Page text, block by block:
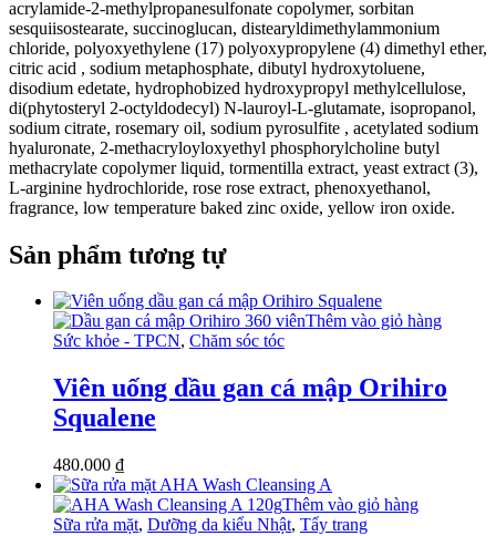
acrylamide-2-methylpropanesulfonate copolymer, sorbitan
sesquiisostearate, succinoglucan, distearyldimethylammonium
chloride, polyoxyethylene (17) polyoxypropylene (4) dimethyl ether,
citric acid , sodium metaphosphate, dibutyl hydroxytoluene,
disodium edetate, hydrophobized hydroxypropyl methylcellulose,
di(phytosteryl 2-octyldodecyl) N-lauroyl-L-glutamate, isopropanol,
sodium citrate, rosemary oil, sodium pyrosulfite , acetylated sodium
hyaluronate, 2-methacryloyloxyethyl phosphorylcholine butyl
methacrylate copolymer liquid, tormentilla extract, yeast extract (3),
L-arginine hydrochloride, rose rose extract, phenoxyethanol,
fragrance, low temperature baked zinc oxide, yellow iron oxide.
Sản phẩm tương tự
Thêm vào giỏ hàng
Sức khỏe - TPCN, Chăm sóc tóc
Viên uống dầu gan cá mập Orihiro
Squalene
480.000 ₫
Thêm vào giỏ hàng
Sữa rửa mặt, Dưỡng da kiểu Nhật, Tẩy trang